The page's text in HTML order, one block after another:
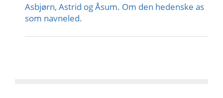
Asbjørn, Astrid og Åsum. Om den hedenske as
som navneled.